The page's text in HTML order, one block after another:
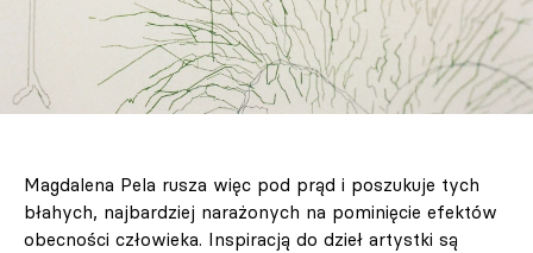
Magdalena Pela rusza więc pod prąd i poszukuje tych
błahych, najbardziej narażonych na pominięcie efektów
obecności człowieka. Inspiracją do dzieł artystki są